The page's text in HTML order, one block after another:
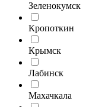
Зеленокумск
Кропоткин
Крымск
Лабинск
Махачкала